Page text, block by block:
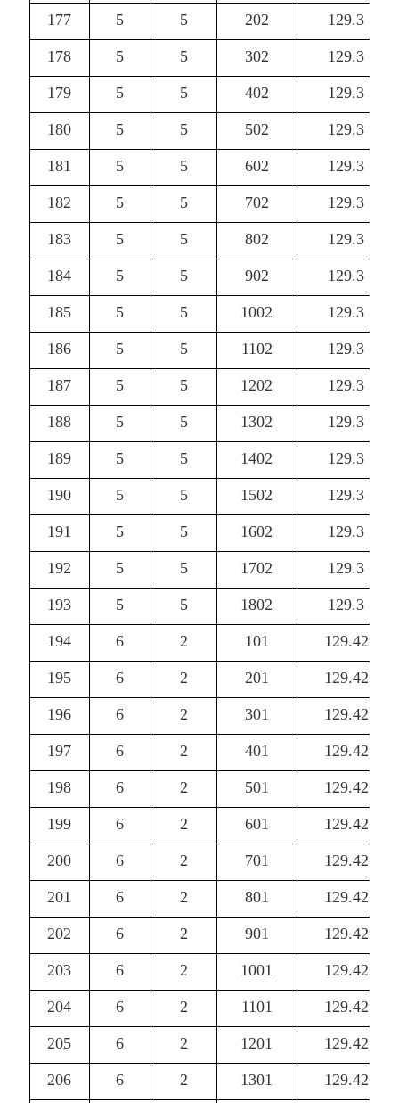
177 5 5 202 129.3
178 5 5 302 129.3
179 5 5 402 129.3
180 5 5 502 129.3
181 5 5 602 129.3
182 5 5 702 129.3
183 5 5 802 129.3
184 5 5 902 129.3
185 5 5 1002 129.3
186 5 5 1102 129.3
187 5 5 1202 129.3
188 5 5 1302 129.3
189 5 5 1402 129.3
190 5 5 1502 129.3
191 5 5 1602 129.3
192 5 5 1702 129.3
193 5 5 1802 129.3
194 6 2 101 129.42
195 6 2 201 129.42
196 6 2 301 129.42
197 6 2 401 129.42
198 6 2 501 129.42
199 6 2 601 129.42
200 6 2 701 129.42
201 6 2 801 129.42
202 6 2 901 129.42
203 6 2 1001 129.42
204 6 2 1101 129.42
205 6 2 1201 129.42
206 6 2 1301 129.42